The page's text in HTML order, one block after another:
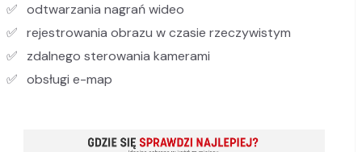
odtwarzania nagrań wideo
rejestrowania obrazu w czasie rzeczywistym
zdalnego sterowania kamerami
obsługi e-map